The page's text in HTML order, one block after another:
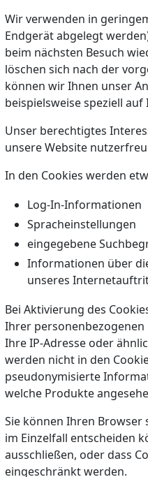
Wir verwenden in
Endgerät abgelegt
beim nächsten Besuch
löschen sich nach der
können wir Ihnen unser
beispielsweise speziell
Unser berechtigtes
unsere Website
In den Cookies werden
Log-In-Informationen
Spracheinstellungen
eingegebene
Informationen über
unseres
Bei Aktivierung des
Ihrer
Ihre IP-Adresse oder
werden nicht in den
pseudonymisierte
welche Produkte
Sie können Ihren Browser
im Einzelfall entscheiden
ausschließen, oder dass
eingeschränkt werden.